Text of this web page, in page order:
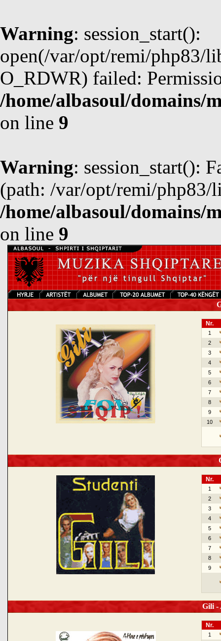
Warning: session_start():
open(/var/opt/remi/php83/
O_RDWR) failed:
/home/albasoul/domains/
on line 9
Warning: session_start():
(path: /var/opt/remi/php83/
/home/albasoul/domains/
on line 9
Nr.
1
2
3
4
5
6
7
8
9
10
Nr.
1
2
3
4
5
6
7
8
9
Gili -
Nr.
1